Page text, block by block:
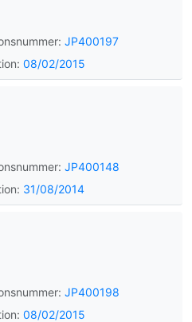
JP400197
08/02/2015
JP400148
31/08/2014
JP400198
08/02/2015